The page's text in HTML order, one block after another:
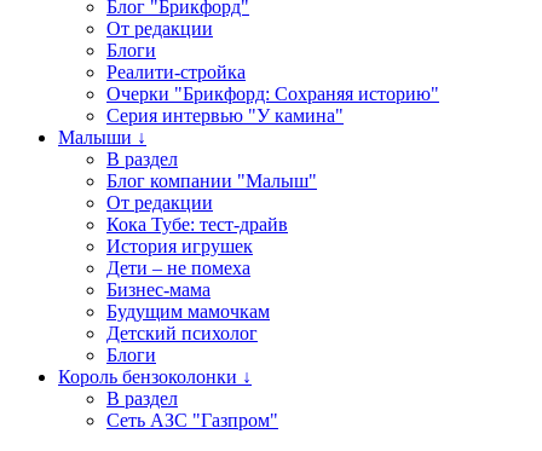
Блог "Брикфорд"
От редакции
Блоги
Реалити-стройка
Очерки "Брикфорд: Сохраняя историю"
Серия интервью "У камина"
Малыши ↓
В раздел
Блог компании "Малыш"
От редакции
Кока Тубе: тест-драйв
История игрушек
Дети – не помеха
Бизнес-мама
Будущим мамочкам
Детский психолог
Блоги
Король бензоколонки ↓
В раздел
Сеть АЗС "Газпром"